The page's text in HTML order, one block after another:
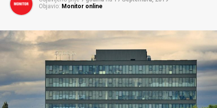
Objavio: Monitor online